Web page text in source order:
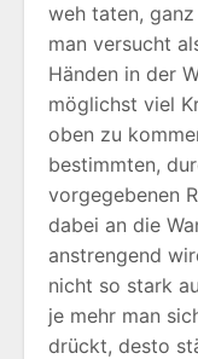
weh taten,
man versucht
Händen in der
möglichst viel
oben zu
bestimmten,
vorgegebenen
dabei an die
anstrengend
nicht so stark
je mehr man
drückt, desto